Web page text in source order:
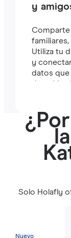
y
Comparte
Utiliza tu
y
datos
duración
Solo Holafly
Nuevo